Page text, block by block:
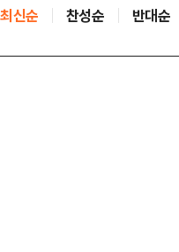
최신순 찬성순 반대순